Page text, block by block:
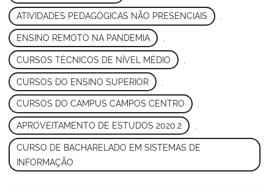
ATIVIDADES PEDAGÓGICAS NÃO PRESENCIAIS ,
ENSINO REMOTO NA PANDEMIA
CURSOS TÉCNICOS DE NÍVEL MÉDIO
CURSOS DO ENSINO SUPERIOR
CURSOS DO CAMPUS CAMPOS CENTRO ,
APROVEITAMENTO DE ESTUDOS 2020.2
CURSO DE BACHARELADO EM SISTEMAS DE
INFORMAÇÃO